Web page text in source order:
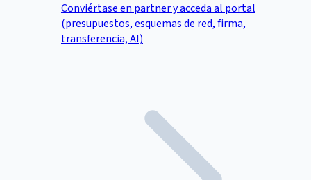
Conviértase en partner y acceda al portal
(presupuestos, esquemas de red, firma,
transferencia, AI)